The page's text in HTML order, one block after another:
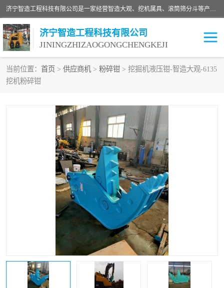
济宁智造工程科技有限公司是一家经营智造大观、挖机属具、滚筒筛分斗等产品的滑移装载机厂家。济宁智造工程科技有限公司奉行以质量赢得用户，诚信为本，互利共赢的宗旨，依靠雄厚的技术力量，科学的管理制度，先进的加工检测设备，始终坚持以客户为中心，免费咨询！
济宁智造工程科技有限公司
JININGZHIZAOGONGCHENGKEJI
当前位置： 首页 > 供应商机 > 粉碎钳 > 挖掘机液压钳-智造大观-6135
挖机粉碎钳
振动夯
移动破碎机
滚筒筛分斗 粉碎钳
土壤修复
开沟机
破碎机
压路机
滑移装载机
清扫器 割草机